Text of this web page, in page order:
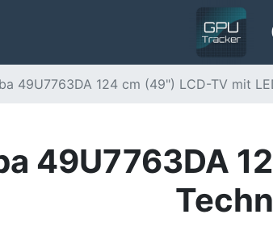
49U7763DA 124 cm (49") LCD-TV mit
49U7763DA